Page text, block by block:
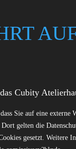
Cubity
Sie auf eine externe
gelten die
gesetzt. Weitere